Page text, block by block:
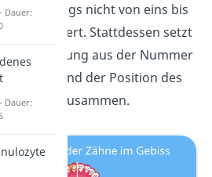
allerdings nicht von eins bis
Stattdessen setzt
Bezeichnung aus der Nummer
und der Position des
Zahns zusammen.
Dauer:
Dauer: